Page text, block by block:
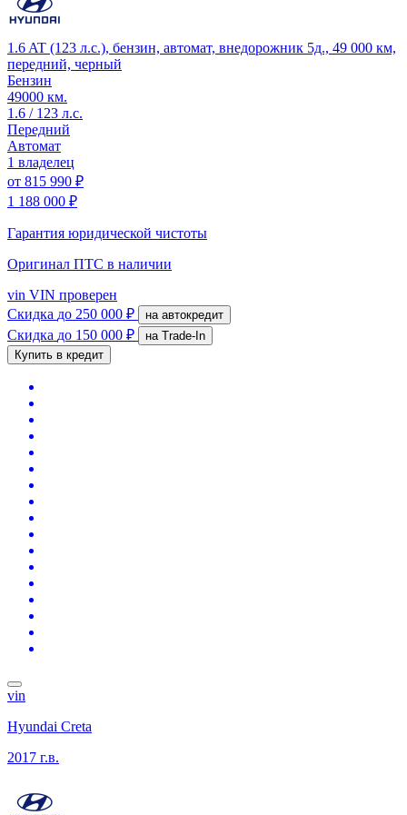
1.6 AT (123 л.с.), бензин, автомат, внедорожник 5д., 49 000 км,
передний, черный
Бензин
49000 км.
1.6 / 123 л.с.
Передний
Автомат
1 владелец
от 815 990 ₽
1 188 000 ₽
Гарантия юридической чистоты
Оригинал ПТС в наличии
vin VIN проверен
Скидка до 250 000 ₽ на автокредит
Скидка до 150 000 ₽
на Trade-In
Купить в кредит
vin
Hyundai Creta
2017 г.в.